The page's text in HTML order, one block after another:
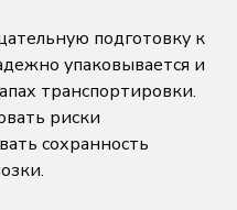
подготовку к
упаковывается и
транспортировки.
риски
сохранность